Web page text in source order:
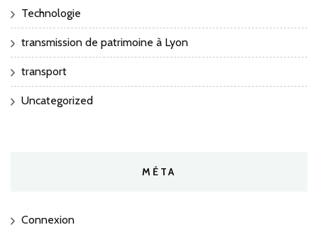
Technologie
transmission de patrimoine à Lyon
transport
Uncategorized
MÉTA
Connexion